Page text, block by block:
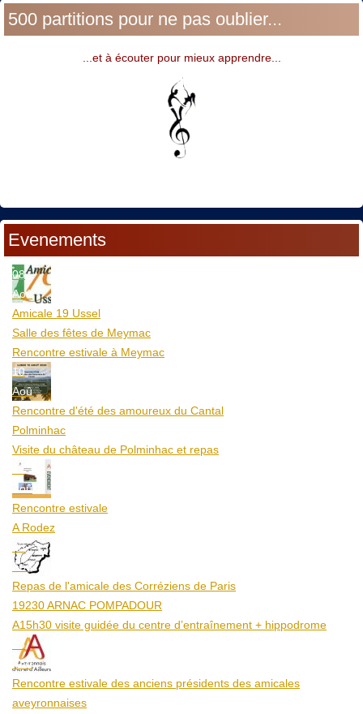
500 partitions pour ne pas oublier...
...et à écouter pour mieux apprendre...
Evenements
08
Aoû
Amicale 19 Ussel
Salle des fêtes de Meymac
Rencontre estivale à Meymac
10
Aoû
Rencontre d'été des amoureux du Cantal
Polminhac
Visite du château de Polminhac et repas
12
Aoû
Rencontre estivale
A Rodez
23
Aoû
Repas de l'amicale des Corréziens de Paris
19230 ARNAC POMPADOUR
A15h30 visite guidée du centre d’entraînement + hippodrome
25
Aoû
Rencontre estivale des anciens présidents des amicales
aveyronnaises